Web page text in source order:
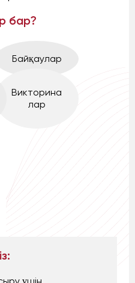
бар?
Байқаулар
Викторина
лар